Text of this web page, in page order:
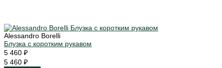
Alessandro Borelli
Блузка с коротким рукавом
5 460 ₽
5 460 ₽